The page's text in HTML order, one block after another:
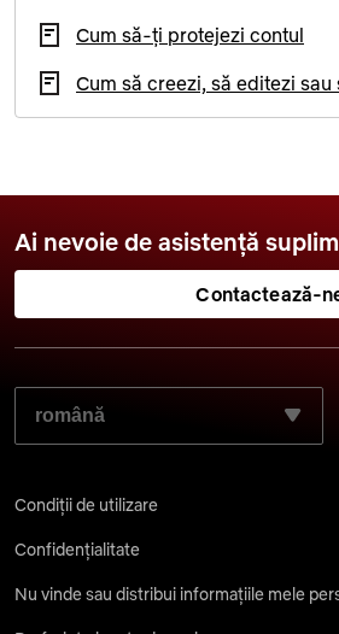
Cum să-ți protejezi contul
Cum să creezi, să editezi
Ai nevoie de asistență
Contactează-
SELECTEAZĂ LIMBA DORITĂ:
Condiții de utilizare
Confidențialitate
Nu vinde sau distribui informațiile mele